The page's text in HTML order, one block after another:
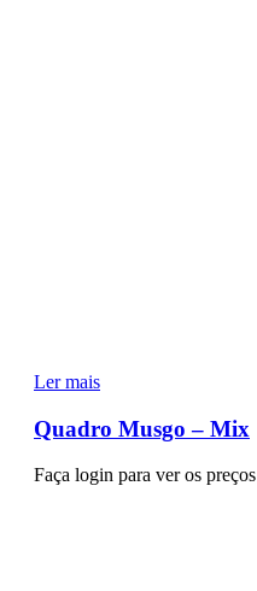
Ler mais
Quadro Musgo – Mix
Faça login para ver os preços